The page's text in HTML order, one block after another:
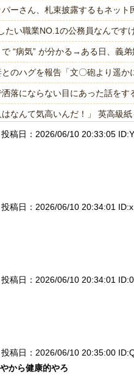
パーさん、札束披露するもネッ
たい職業NO.1の公務員なんで
“病気” が分かる→ある日、義
のハグを報告「文〇砲より遥か
洒落にならない目にあった話を
なんて気高いんだ！」 英高級
バイバルアクション Siege
相互RSS
投稿日：2026/06/10 20:33:05
投稿日：2026/06/10 20:34:01
投稿日：2026/06/10 20:34:01
投稿日：2026/06/10 20:35:00
から健康的やろ